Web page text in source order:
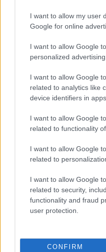
I want to allow my user
Google for online
I want to allow Google
personalized advertising.
I want to allow Google
related to analytics like
device identifiers in apps.
I want to allow Google
related to functionality
I want to allow Google
related to
I want to allow Google
related to security,
functionality and fraud
user protection.
CONFIRM
ιστορικά σημαντικής
λεκανοπεδίου.
Σημειώνεται ότιτο
περιλαμβάνεται στο
εισόδου.
Οι ημερομηνίες
Η είσοδος σε
μουσεία του
εξής ημερομηνίες:
6 Μαρτίου
Μερκούρη)
18 Απριλίου
18 Μαΐου
Τελευταίο
Πολιτιστικής